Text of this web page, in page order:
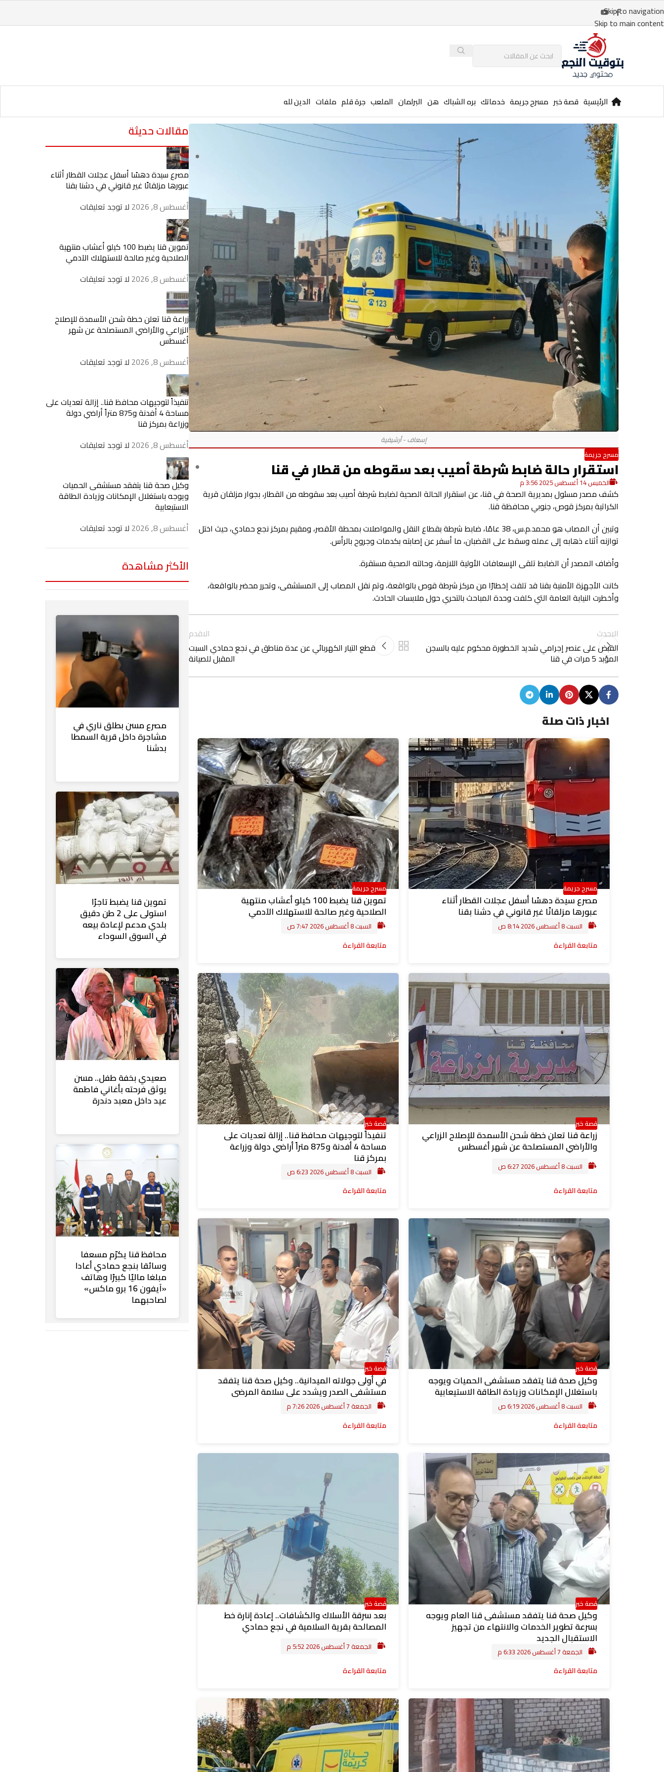
Skip to navigation
Skip to main content
الرئيسية قصة خبر مسرح جريمة خدماتك بره الشباك هن البرلمان الملعب جرة قلم ملفات الدين لله
مسرح جريمة
استقرار حالة ضابط شرطة أصيب بعد سقوطه من قطار في قنا
الخميس 14 أغسطس 2025 3:56 م
كشف مصدر مسئول بمديرية الصحة في قنا، عن استقرار الحالة الصحية لضابط شرطة أصيب بعد سقوطه من القطار، بجوار مزلقان قرية
الكراتية بمركز قوص، جنوبي محافظة قنا.
وتبين أن المصاب هو محمد.م.س، 38 عامًا، ضابط شرطة بقطاع النقل والمواصلات بمحطة الأقصر، ومقيم بمركز نجع حمادي، حيث اختل
توازنه أثناء ذهابه إلى عمله وسقط على القضبان، ما أسفر عن إصابته بكدمات وجروح بالرأس.
وأضاف المصدر أن الضابط تلقى الإسعافات الأولية اللازمة، وحالته الصحية مستقرة.
كانت الأجهزة الأمنية بقنا قد تلقت إخطارًا من مركز شرطة قوص بالواقعة، وتم نقل المصاب إلى المستشفى، وتحرر محضر بالواقعة،
وأخطرت النيابة العامة التي كلفت وحدة المباحث بالتحري حول ملابسات الحادث.
الاحدث
القبض على عنصر إجرامي شديد الخطورة محكوم عليه بالسجن
المؤبد 5 مرات في قنا
الاقدم
قطع التيار الكهربائي عن عدة مناطق في نجع حمادي السبت
المقبل للصيانة
اخبار ذات صلة
مسرح جريمة
مصرع سيدة دهسًا أسفل عجلات القطار أثناء
عبورها مزلقانًا غير قانوني في دشنا بقنا
السبت 8 أغسطس 2026 8:14 ص
متابعة القراءة
مسرح جريمة
تموين قنا يضبط 100 كيلو أعشاب منتهية
الصلاحية وغير صالحة للاستهلاك الآدمي
السبت 8 أغسطس 2026 7:47 ص
متابعة القراءة
قصة خبر
زراعة قنا تعلن خطة شحن الأسمدة للإصلاح الزراعي
والأراضي المستصلحة عن شهر أغسطس
السبت 8 أغسطس 2026 6:27 ص
متابعة القراءة
قصة خبر
تنفيذاً لتوجيهات محافظ قنا.. إزالة تعديات على
مساحة 4 أفدنة و875 متراً أراضي دولة وزراعة
بمركز قنا
السبت 8 أغسطس 2026 6:23 ص
متابعة القراءة
قصة خبر
وكيل صحة قنا يتفقد مستشفى الحميات ويوجه
باستغلال الإمكانات وزيادة الطاقة الاستيعابية
السبت 8 أغسطس 2026 6:19 ص
متابعة القراءة
قصة خبر
في أولى جولاته الميدانية.. وكيل صحة قنا يتفقد
مستشفى الصدر ويشدد على سلامة المرضى
الجمعة 7 أغسطس 2026 7:26 م
متابعة القراءة
قصة خبر
وكيل صحة قنا يتفقد مستشفى قنا العام ويوجه
بسرعة تطوير الخدمات والانتهاء من تجهيز
الاستقبال الجديد
الجمعة 7 أغسطس 2026 6:33 م
متابعة القراءة
قصة خبر
بعد سرقة الأسلاك والكشافات.. إعادة إنارة خط
المصالحة بقرية السلامية في نجع حمادي
الجمعة 7 أغسطس 2026 5:52 م
متابعة القراءة
مقالات حديثة
مصرع سيدة دهسًا أسفل عجلات القطار أثناء
عبورها مزلقانًا غير قانوني في دشنا بقنا
أغسطس 8, 2026
لا توجد تعليقات
تموين قنا يضبط 100 كيلو أعشاب منتهية
الصلاحية وغير صالحة للاستهلاك الآدمي
أغسطس 8, 2026
لا توجد تعليقات
زراعة قنا تعلن خطة شحن الأسمدة للإصلاح
الزراعي والأراضي المستصلحة عن شهر
أغسطس
أغسطس 8, 2026
لا توجد تعليقات
تنفيذاً لتوجيهات محافظ قنا.. إزالة تعديات على
مساحة 4 أفدنة و875 متراً أراضي دولة
وزراعة بمركز قنا
أغسطس 8, 2026
لا توجد تعليقات
وكيل صحة قنا يتفقد مستشفى الحميات
ويوجه باستغلال الإمكانات وزيادة الطاقة
الاستيعابية
أغسطس 8, 2026
لا توجد تعليقات
الأكثر مشاهدة
مصرع مسن بطلق ناري في
مشاجرة داخل قرية السمطا
بدشنا
تموين قنا يضبط تاجرًا
استولى على 2 طن دقيق
بلدي مدعم لإعادة بيعه
في السوق السوداء
صعيدي بخفة طفل.. مسن
يوثق فرحته بأغاني فاطمة
عيد داخل معبد دندرة
محافظ قنا يكرّم مسعفا
وسائقا بنجع حمادي أعادا
مبلغا ماليًا كبيرًا وهاتف
«آيفون 16 برو ماكس»
لصاحبهما